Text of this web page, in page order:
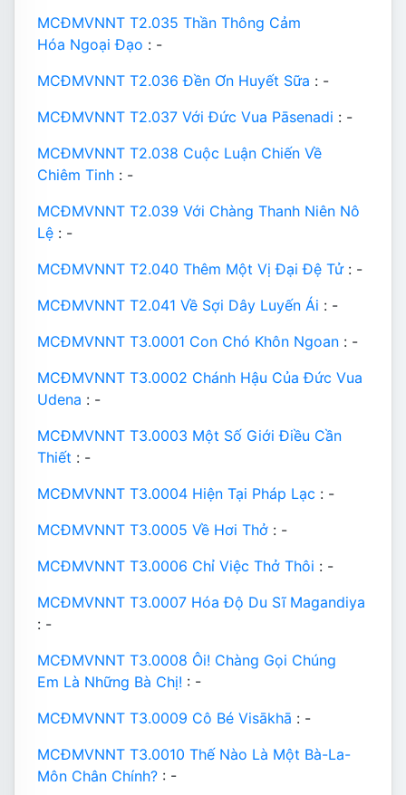
MCĐMVNNT T2.035 Thần Thông Cảm
Hóa Ngoại Đạo : -
MCĐMVNNT T2.036 Đền Ơn Huyết Sữa : -
MCĐMVNNT T2.037 Với Đức Vua Pāsenadi : -
MCĐMVNNT T2.038 Cuộc Luận Chiến Về
Chiêm Tinh : -
MCĐMVNNT T2.039 Với Chàng Thanh Niên Nô
Lệ : -
MCĐMVNNT T2.040 Thêm Một Vị Đại Đệ Tử : -
MCĐMVNNT T2.041 Về Sợi Dây Luyến Ái : -
MCĐMVNNT T3.0001 Con Chó Khôn Ngoan : -
MCĐMVNNT T3.0002 Chánh Hậu Của Đức Vua
Udena : -
MCĐMVNNT T3.0003 Một Số Giới Điều Cần
Thiết : -
MCĐMVNNT T3.0004 Hiện Tại Pháp Lạc : -
MCĐMVNNT T3.0005 Về Hơi Thở : -
MCĐMVNNT T3.0006 Chỉ Việc Thở Thôi : -
MCĐMVNNT T3.0007 Hóa Độ Du Sĩ Magandiya
: -
MCĐMVNNT T3.0008 Ôi! Chàng Gọi Chúng
Em Là Những Bà Chị! : -
MCĐMVNNT T3.0009 Cô Bé Visākhā : -
MCĐMVNNT T3.0010 Thế Nào Là Một Bà-La-
Môn Chân Chính? : -